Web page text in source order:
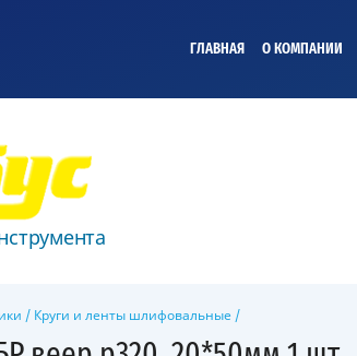
ГЛАВНАЯ О КОМПАНИИ
/ Круги и ленты шлифовальные /